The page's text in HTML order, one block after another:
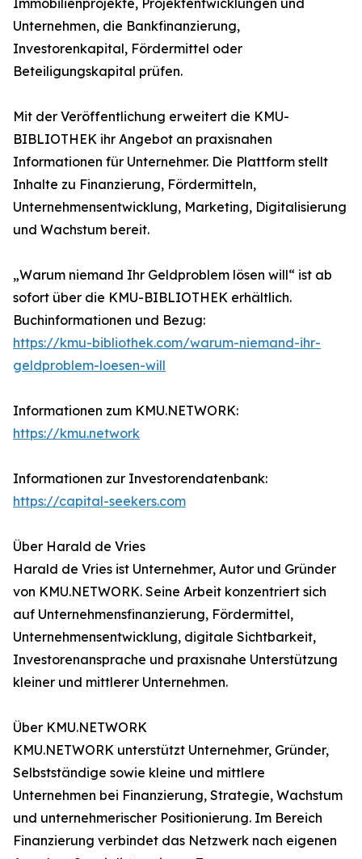
Unternehmen, die Bankfinanzierung,
Investorenkapital, Fördermittel oder
Beteiligungskapital prüfen.
Mit der Veröffentlichung erweitert die KMU-
BIBLIOTHEK ihr Angebot an praxisnahen
Informationen für Unternehmer. Die Plattform stellt
Inhalte zu Finanzierung, Fördermitteln,
Unternehmensentwicklung, Marketing, Digitalisierung
und Wachstum bereit.
„Warum niemand Ihr Geldproblem lösen will“ ist ab
sofort über die KMU-BIBLIOTHEK erhältlich.
Buchinformationen und Bezug:
https://kmu-bibliothek.com/warum-niemand-ihr-
geldproblem-loesen-will
Informationen zum KMU.NETWORK:
https://kmu.network
Informationen zur Investorendatenbank:
https://capital-seekers.com
Über Harald de Vries
Harald de Vries ist Unternehmer, Autor und Gründer
von KMU.NETWORK. Seine Arbeit konzentriert sich
auf Unternehmensfinanzierung, Fördermittel,
Unternehmensentwicklung, digitale Sichtbarkeit,
Investorenansprache und praxisnahe Unterstützung
kleiner und mittlerer Unternehmen.
Über KMU.NETWORK
KMU.NETWORK unterstützt Unternehmer, Gründer,
Selbstständige sowie kleine und mittlere
Unternehmen bei Finanzierung, Strategie, Wachstum
und unternehmerischer Positionierung. Im Bereich
Finanzierung verbindet das Netzwerk nach eigenen